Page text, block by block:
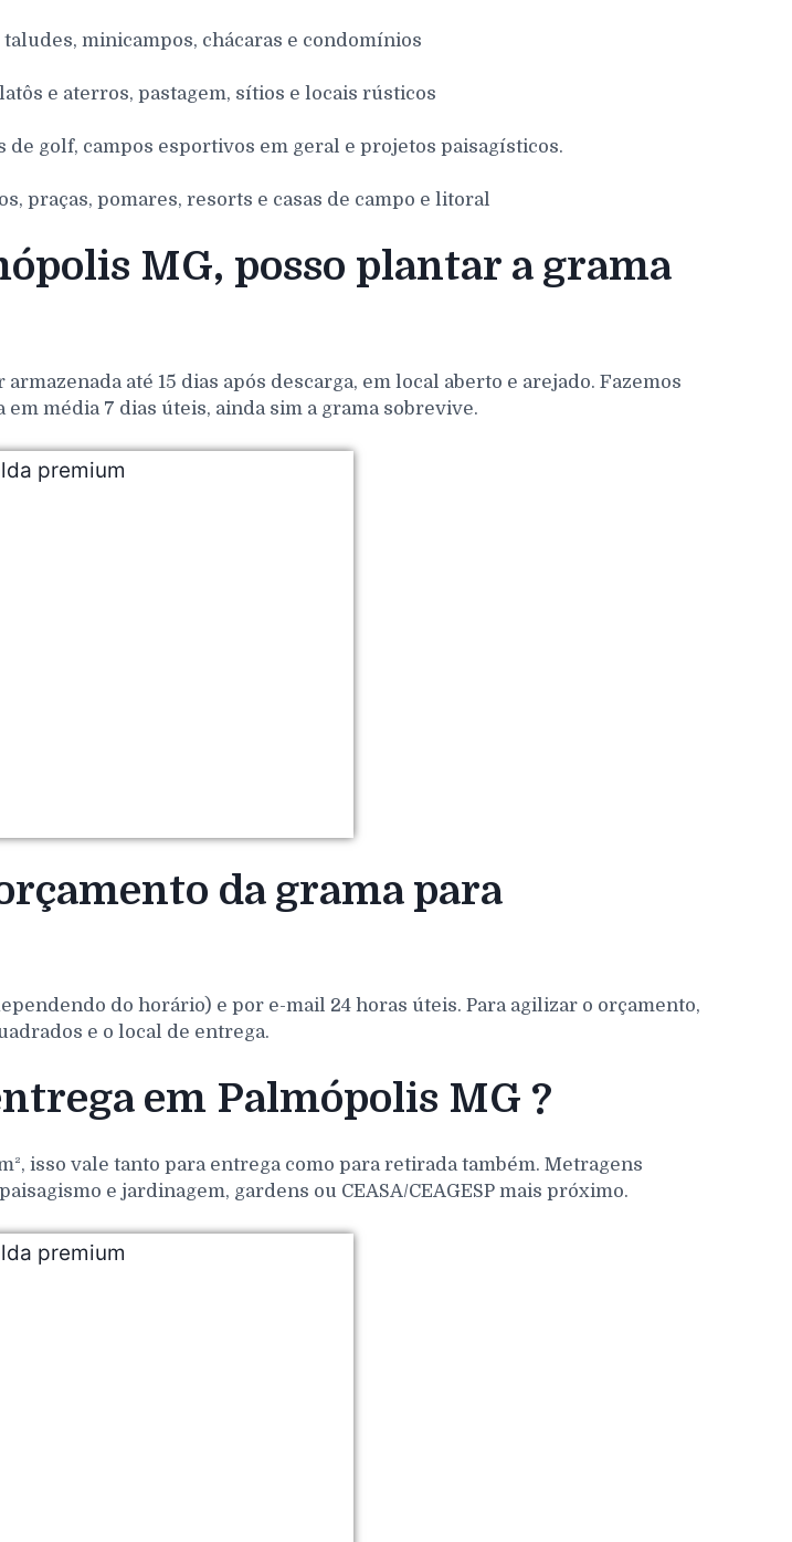
minicampos, chácaras e condomínios
e aterros, pastagem, sítios e locais rústicos
de golf, campos esportivos em geral e projetos paisagísticos.
praças, pomares, resorts e casas de campo e litoral
MG, posso plantar a grama
até 15 dias após descarga, em local aberto e arejado. Fazemos
média 7 dias úteis, ainda sim a grama sobrevive.
da grama para
do horário) e por e-mail 24 horas úteis. Para agilizar o orçamento,
e o local de entrega.
em Palmópolis MG ?
isso vale tanto para entrega como para retirada também. Metragens
e jardinagem, gardens ou CEASA/CEAGESP mais próximo.